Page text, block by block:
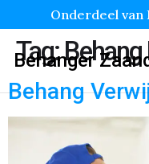
Onderdeel van
Behanger
Tag:Behang
Behang